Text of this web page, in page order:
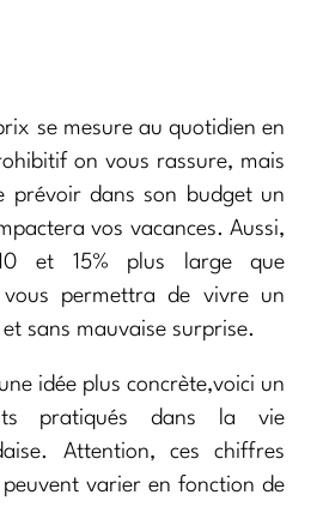
se mesure au quotidien en
on vous rassure, mais
prévoir dans son budget un
vos vacances. Aussi,
et 15% plus large que
vous permettra de vivre un
sans mauvaise surprise.
idée plus concrète,voici un
pratiqués dans la vie
Attention, ces chiffres
varier en fonction de